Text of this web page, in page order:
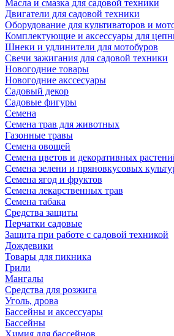
Масла и смазка для садовой техники
Двигатели для садовой техники
Оборудование для культиваторов и
Комплектующие и аксессуары для
Шнеки и удлинители для мотобуров
Свечи зажигания для садовой техники
Новогодние товары
Новогодние акссесуары
Садовый декор
Садовые фигуры
Семена
Семена трав для животных
Газонные травы
Семена овощей
Семена цветов и декоративных
Семена зелени и пряновкусовых
Семена ягод и фруктов
Семена лекарственных трав
Семена табака
Средства защиты
Перчатки садовые
Защита при работе с садовой техникой
Дождевики
Товары для пикника
Грили
Мангалы
Средства для розжига
Уголь, дрова
Бассейны и аксессуары
Бассейны
Химия для бассейнов